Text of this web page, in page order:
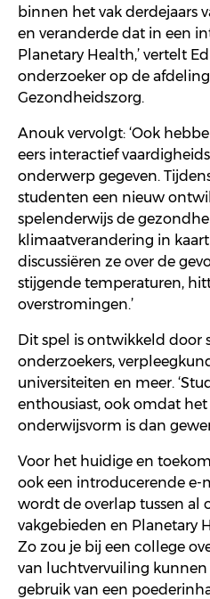
binnen het vak derdejaars
en veranderde dat in een
PlanetaryHealth,’ vertel t
onderzoeker op de
Gezondheidszorg.
Anouk vervolgt: ‘Ook
eers interactiefvaardi
onderwerp gegeven.
studenten een nieuw
spelenderwijs de
klimaatverandering in
discussiëren ze over de
stijgende temperaturen,
overstromingen.’
Dit spel is ontwikkeld door
onderzoekers,
universiteiten en meer. ‘
enthousiast, ook omdat het
onderwijsvorm is dan
Voor het huidige en
ook een introducerende
wordt de overlap tussen al
vakgebieden en Planetary
Zo zou je bij een college
van luchtvervuiling
gebruik van een